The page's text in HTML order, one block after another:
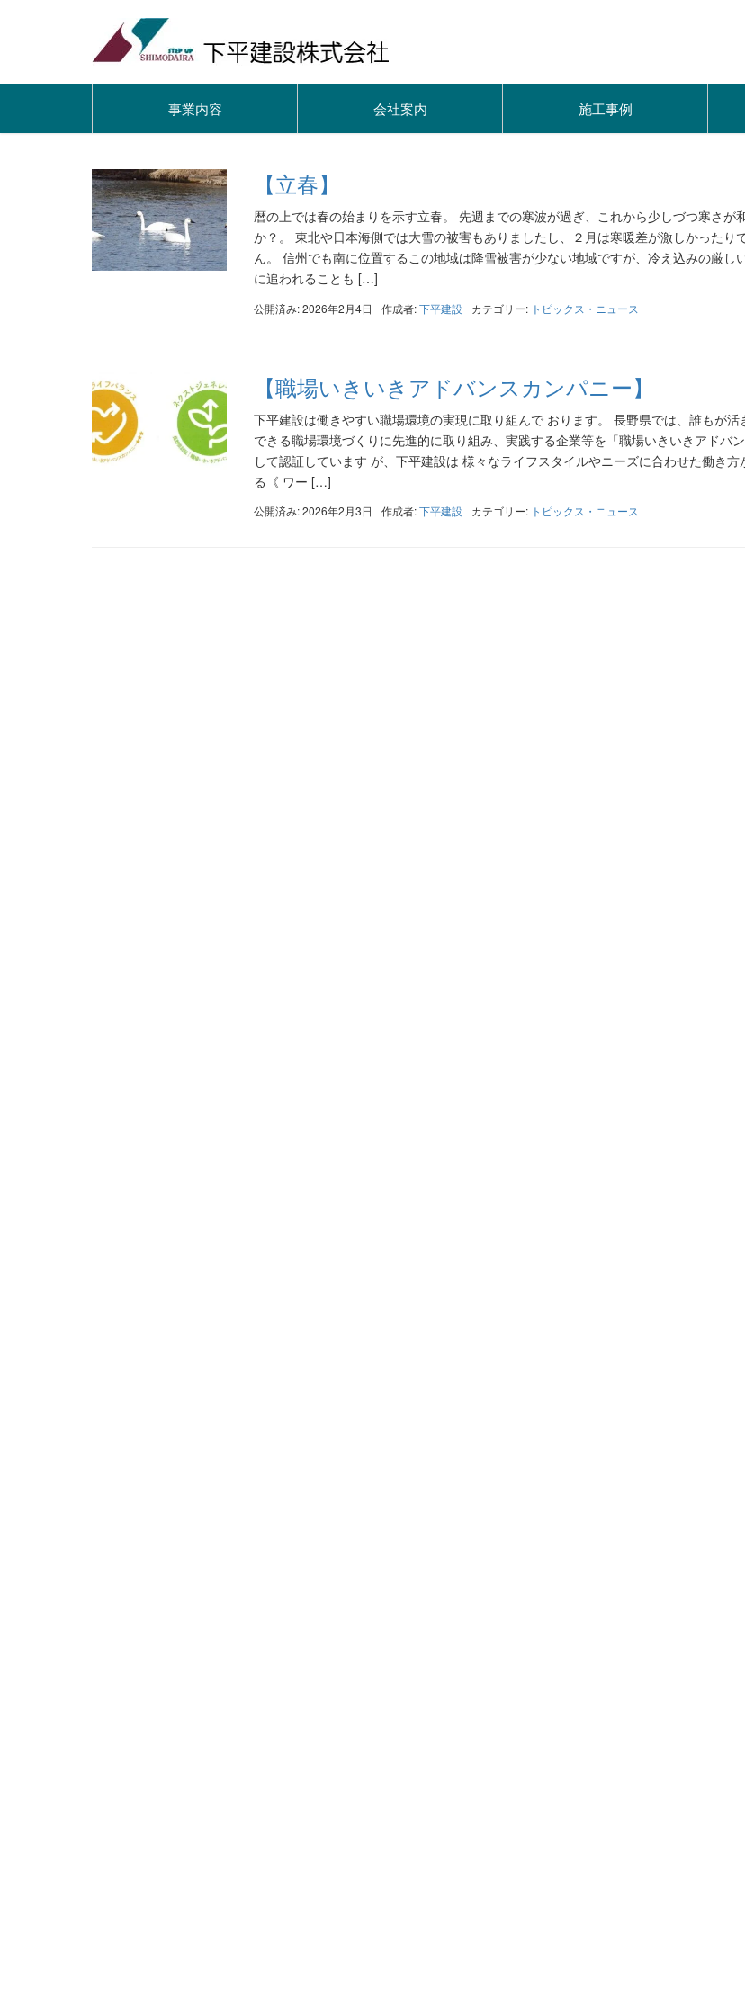
事業内容 会社案内 施工事例
【立春】
暦の上では春の始まりを示す立春。 先週までの寒波が過ぎ、これから少しづつ寒さが
か？。 東北や日本海側では大雪の被害もありましたし、２月は寒暖差が激しかったり
ん。 信州でも南に位置するこの地域は降雪被害が少ない地域ですが、冷え込みの厳し
に追われることも […]
公開済み: 2026年2月4日 作成者:下平建設 カテゴリー: トピックス・ニュース
【職場いきいきアドバンスカンパニー】
下平建設は働きやすい職場環境の実現に取り組んで おります。 長野県では、誰もが
できる職場環境づくりに先進的に取り組み、実践する企業等を「職場いきいきアドバ
して認証しています が、下平建設は 様々なライフスタイルやニーズに合わせた働き方
る《 ワー […]
公開済み: 2026年2月3日 作成者:下平建設 カテゴリー: トピックス・ニュース